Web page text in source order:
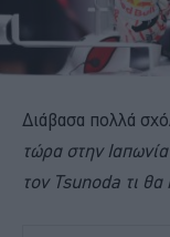
Διάβασα πολλά
τώρα στην
τον Tsunoda τι